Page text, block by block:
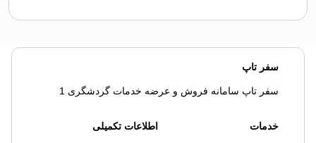
سفر تاپ
سفر تاپ سامانه فروش و عرضه خدمات گردشگری 1
خدمات اطلاعات تکمیلی